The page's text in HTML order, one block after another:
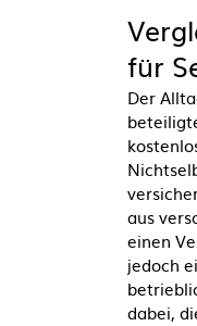
für
Der
aus
einen
jedoch
dabei,